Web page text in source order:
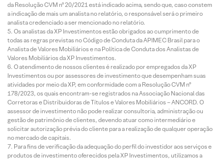
da Resolução CVM nº 20/2021 está indicado acima, sendo que, caso constem
a indicação de mais um analista no relatório, o responsável será o primeiro
analista credenciado a ser mencionado no relatório.
Os analistas da XP Investimentos estão obrigados ao cumprimento de
todas as regras previstas no Código de Conduta da APIMEC Brasil para o
Analista de Valores Mobiliários e na Política de Conduta dos Analistas de
Valores Mobiliários da XP Investimentos.
O atendimento de nossos clientes é realizado por empregados da XP
Investimentos ou por assessores de investimento que desempenham suas
atividades por meio da XP, em conformidade com a Resolução CVM nº
178/2023, os quais encontram-se registrados na Associação Nacional das
Corretoras e Distribuidoras de Títulos e Valores Mobiliários – ANCORD. O
assessor de investimento não pode realizar consultoria, administração ou
gestão de patrimônio de clientes, devendo atuar como intermediário e
solicitar autorização prévia do cliente para a realização de qualquer operação
no mercado de capitais.
Para fins de verificação da adequação do perfil do investidor aos serviços e
produtos de investimento oferecidos pela XP Investimentos, utilizamos a